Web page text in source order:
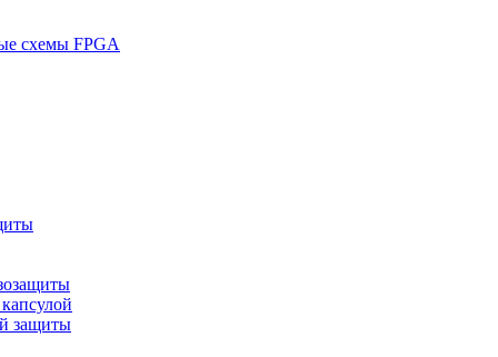
схемы FPGA
защиты